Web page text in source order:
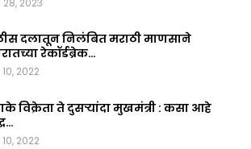
दलातून निलंबित मराठी माणसाने
रेकॉर्डब्रेक…
2022
विक्रेता ते दुसऱ्यांदा मुखमंत्री : कसा आहे
2022